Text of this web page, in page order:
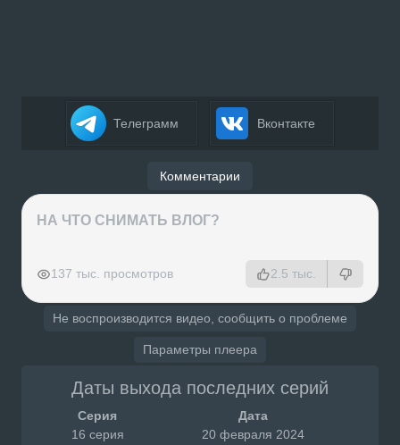
Телеграмм Вконтакте
Комментарии
НА ЧТО СНИМАТЬ ВЛОГ?
137 тыс. просмотров 2.5 тыс.
Не воспроизводится видео, сообщить о проблеме
Параметры плеера
Даты выхода последних серий
Серия
Дата
16 серия
20 февраля 2024